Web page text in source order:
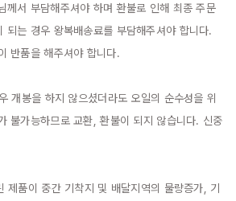
께서 부담해주셔야 하며 환불로 인해 최종 주문
되는 경우 왕복배송료를 부담해주셔야 합니다.
반품을 해주셔야 합니다.
개봉을 하지 않으셨더라도 오일의 순수성을 위
불가능하므로 교환, 환불이 되지 않습니다. 신중
제품이 중간 기착지 및 배달지역의 물량증가, 기